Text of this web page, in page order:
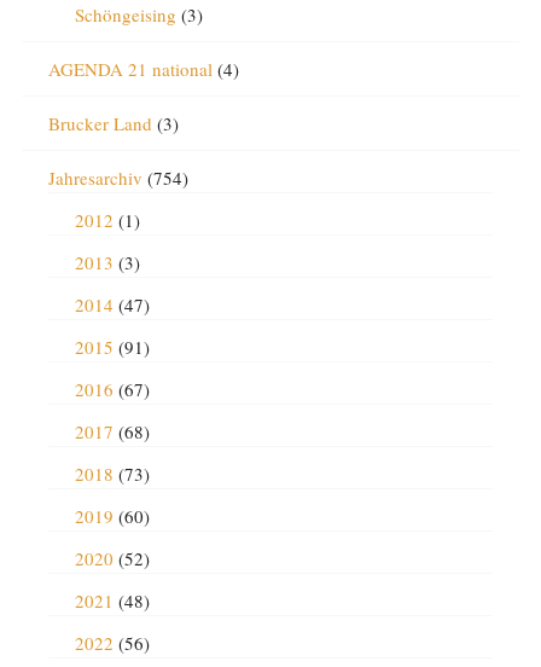
Schöngeising (3)
AGENDA 21 national (4)
Brucker Land (3)
Jahresarchiv (754)
2012 (1)
2013 (3)
2014 (47)
2015 (91)
2016 (67)
2017 (68)
2018 (73)
2019 (60)
2020 (52)
2021 (48)
2022 (56)